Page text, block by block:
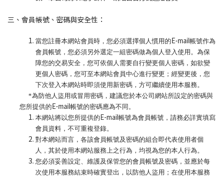
三、會員帳號、密碼與安全性：
當您註冊本網站會員時，您必須選擇個人慣用的E-mail帳號作為
會員帳號，您必須另外選定一組密碼做為個人登入使用。為保
障您的交易安全，您可依個人需要自行變更個人密碼，如欲變
更個人密碼，您可至本網站會員中心進行變更；經變更後，您
下次登入本網站時即須使用新密碼，方可繼續使用本服務。
*為防他人盜用或冒用密碼，建議您於本公司網站所設定的密碼與
您所提供的E-mail帳號的密碼應為不同。
本網站將以您所提供的E-mail帳號為會員帳號，請務必詳實填寫
會員資料，不可重複登錄。
對本網站而言，各該會員帳號及密碼的組合即代表使用者個
人，其於使用本網站服務上之行為，均視為您的本人行為。
您必須妥善設定、維護及保管您的會員帳號及密碼，並應於每
次使用本服務結束時確實登出，以防他人盜用；在使用本服務